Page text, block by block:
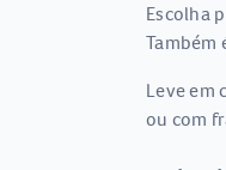
Escolha
Também
Leve em
ou com